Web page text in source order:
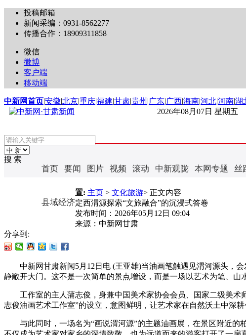
投稿邮箱
新闻采编：0931-8562277
传播合作：18909311858
微信
微博
客户端
移动端
中新网首页|安徽|北京|重庆|福建|甘肃|贵州 |广东|广西|海南|河北|河南|湖
2026年08月07日 星期五
搜 索
首页 要闻 图片 视频 滚动 中新观陇 本网专题 丝
县域经济
置: 主页 > 文化旅游> 正文内容
定西渭源探索“文旅融合”的沉浸式答卷
发布时间： 2026年05月12日 09:04
来源： 中新网甘肃
分享到:
中新网甘肃新闻5月12日电 (王亚雄)当油画笔触遇见渭河源头，会
静敞开大门。这不是一次简单的景点增设，而是一场以艺术为笔、山
工作室的主人蒲志俊，身兼中国美术家协会会员、国家二级美术
志俊油画艺术工作室”的设立，意图鲜明，让艺术家在自然沃土中深
与此同时，一场名为“画说渭河源”的主题油画展，在景区附近的